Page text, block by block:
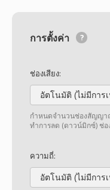
การตั้งค่า
ช่องเสียง:
อัตโนมัติ (ไม่มีการ
กำหนดจำนวนช่องสัญญา
ทำการลด (ดาวน์มิกซ์) ช่
ความถี่:
อัตโนมัติ (ไม่มีการ